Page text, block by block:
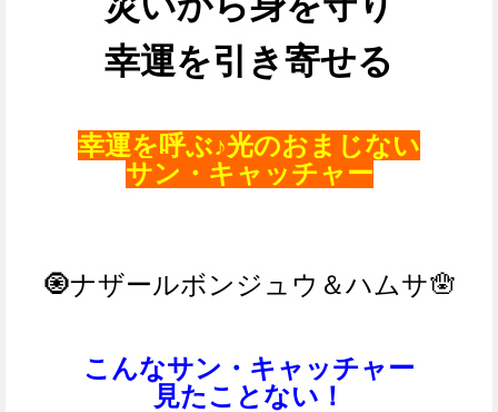
幸運を引き寄せる
幸運を呼ぶ♪光のおまじない
サン・キャッチャー
🧿ナザールボンジュウ＆ハムサ🪬
こんなサン・キャッチャー
見たことない！